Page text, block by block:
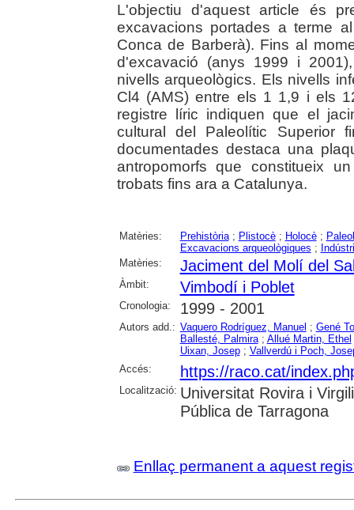
L'objectiu d'aquest article és
excavacions portades a terme
Conca de Barberà). Fins al
d'excavació (anys 1999 i
nivells arqueològics. Els nivells
Cl4 (AMS) entre els 1 1,9 i els
registre líric indiquen que el
cultural del Paleolític Superior
documentades destaca una
antropomorfs que constitueix
trobats fins ara a Catalunya.
Matèries: Prehistòria; Plistocè; Holocè;
Excavacions arqueològiques ;
Matèries:
Jaciment del Molí del
Àmbit: Vimbodí i Poblet
Cronologia: 1999 - 2001
Autors add.: Vaquero Rodríguez, Manuel ; Gené
Ballesté, Palmira; Allué Martin, Ethel
Uixan, Josep; Vallverdú i Poch,
Accés:
https://raco.cat/
Localització: Universitat Rovira i
Pública de Tarragona
Enllaç permanent a aquest